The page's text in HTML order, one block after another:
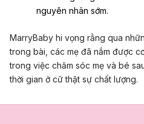
nguyên nhân sớm.
MarryBaby hi vọng rằng qua
trong bài, các mẹ đã nắm được
trong việc chăm sóc mẹ và bé
thời gian ở cữ thật sự chất lượng.